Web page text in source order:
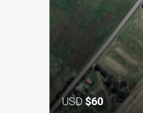
USD$60